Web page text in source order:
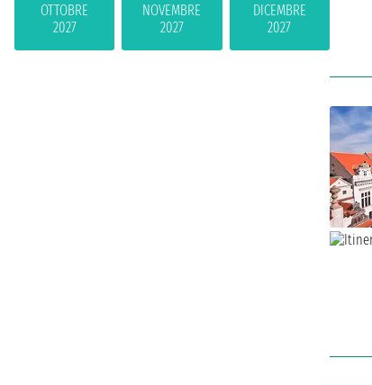
OTTOBRE
2027
NOVEMBRE
2027
DICEMBRE
2027